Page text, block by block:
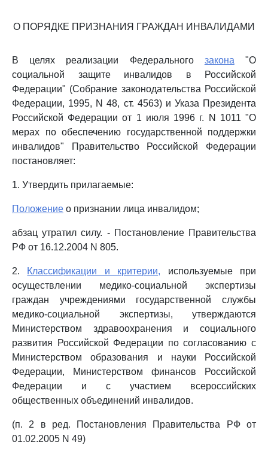
О ПОРЯДКЕ ПРИЗНАНИЯ ГРАЖДАН ИНВАЛИДАМИ
В целях реализации Федерального закона "О
социальной защите инвалидов в Российской
Федерации" (Собрание законодательства Российской
Федерации, 1995, N 48, ст. 4563) и Указа Президента
Российской Федерации от 1 июля 1996 г. N 1011 "О
мерах по обеспечению государственной поддержки
инвалидов" Правительство Российской Федерации
постановляет:
1. Утвердить прилагаемые:
Положение о признании лица инвалидом;
абзац утратил силу. - Постановление Правительства
РФ от 16.12.2004 N 805.
2. Классификации и критерии, используемые при
осуществлении медико-социальной экспертизы
граждан учреждениями государственной службы
медико-социальной экспертизы, утверждаются
Министерством здравоохранения и социального
развития Российской Федерации по согласованию с
Министерством образования и науки Российской
Федерации, Министерством финансов Российской
Федерации и с участием всероссийских
общественных объединений инвалидов.
(п. 2 в ред. Постановления Правительства РФ от
01.02.2005 N 49)